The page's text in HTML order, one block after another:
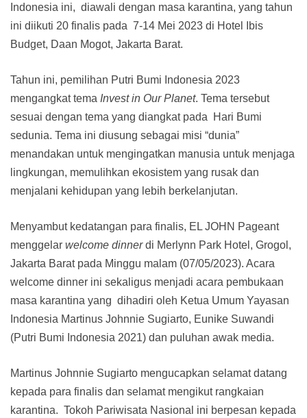
Indonesia ini, diawali dengan masa karantina, yang tahun
ini diikuti 20 finalis pada 7-14 Mei 2023 di Hotel Ibis
Budget, Daan Mogot, Jakarta Barat.
Tahun ini, pemilihan Putri Bumi Indonesia 2023
mengangkat tema Invest in Our Planet. Tema tersebut
sesuai dengan tema yang diangkat pada Hari Bumi
sedunia. Tema ini diusung sebagai misi “dunia”
menandakan untuk mengingatkan manusia untuk menjaga
lingkungan, memulihkan ekosistem yang rusak dan
menjalani kehidupan yang lebih berkelanjutan.
Menyambut kedatangan para finalis, EL JOHN Pageant
menggelar welcome dinnerdi Merlynn Park Hotel, Grogol,
Jakarta Barat pada Minggu malam (07/05/2023). Acara
welcome dinner ini sekaligus menjadi acara pembukaan
masa karantina yang dihadiri oleh Ketua Umum Yayasan
Indonesia Martinus Johnnie Sugiarto, Eunike Suwandi
(Putri Bumi Indonesia 2021) dan puluhan awak media.
Martinus Johnnie Sugiarto mengucapkan selamat datang
kepada para finalis dan selamat mengikut rangkaian
karantina. Tokoh Pariwisata Nasional ini berpesan kepada